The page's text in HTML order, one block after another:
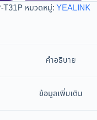
T31P หมวดหมู่: YEALINK
คำอธิบาย
ข้อมูลเพิ่มเติม